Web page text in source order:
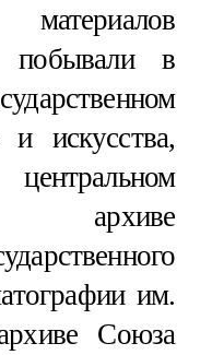
побывали в
и искусства,
архиве
им.
Союза